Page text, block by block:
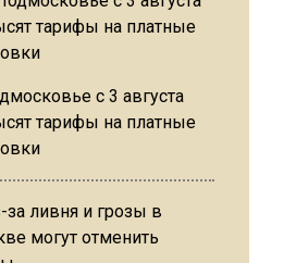
с 3 августа
тарифы на платные